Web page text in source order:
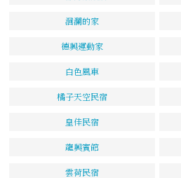
洄瀾的家
德興運動家
白色風車
橘子天空民宿
皇佳民宿
龍興賓館
雲荷民宿